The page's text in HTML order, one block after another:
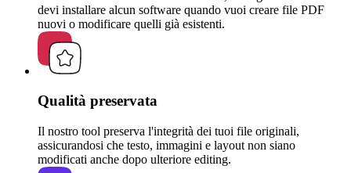
devi installare alcun software quando vuoi creare file PDF
nuovi o modificare quelli già esistenti.
Qualità preservata
Il nostro tool preserva l'integrità dei tuoi file originali,
assicurandosi che testo, immagini e layout non siano
modificati anche dopo ulteriore editing.